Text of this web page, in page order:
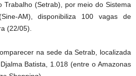
Trabalho (Setrab), por meio do Sistema
AM), disponibiliza 100 vagas de
(22/05).
na sede da Setrab, localizada
Batista, 1.018 (entre o Amazonas